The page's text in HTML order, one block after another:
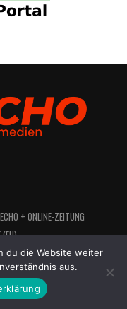
+ ONLINE-ZEITUNG
(EU)
du die Website weiter
aus.